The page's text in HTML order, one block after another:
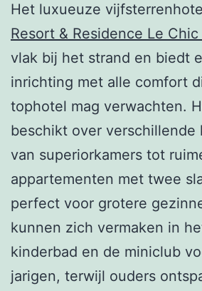
Het luxueuze
Resort & Residence Le Chic
vlak bij het strand en biedt
inrichting met alle comfort
tophotel mag verwachten.
beschikt over verschillende
van superiorkamers tot
appartementen met twee
perfect voor grotere
kunnen zich vermaken in
kinderbad en de miniclub
jarigen, terwijl ouders